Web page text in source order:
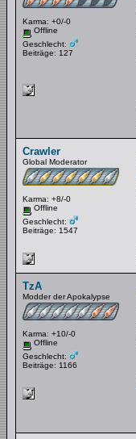
Karma: +0/-0
Offline
Geschlecht:
Beiträge: 127
Crawler
Global Moderator
Karma: +8/-0
Offline
Geschlecht:
Beiträge: 1547
TzA
Modder der Apokalypse
Karma: +10/-0
Offline
Geschlecht:
Beiträge: 1166